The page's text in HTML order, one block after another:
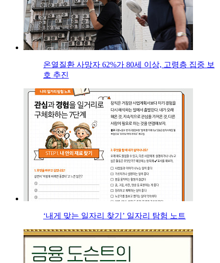
온열질환 사망자 62%가 80세 이상, 고령층 집중 보
호 추진
‘내게 맞는 일자리 찾기’ 일자리 탐험 노트